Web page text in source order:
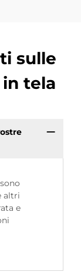
sulle
in tela
altri
e